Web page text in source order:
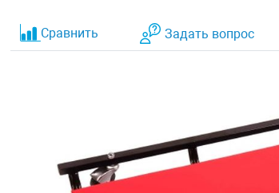
Сравнить Задать вопрос